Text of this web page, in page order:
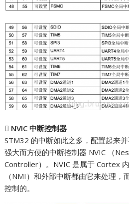
 NVIC 中断控制器
STM32 的中断如此之多，配置起来
强大而方便的中断控制器 NVIC （
Controller）。NVIC 是属于 Cortex
（NMI）和外部中断都由它来处理，
控制的。